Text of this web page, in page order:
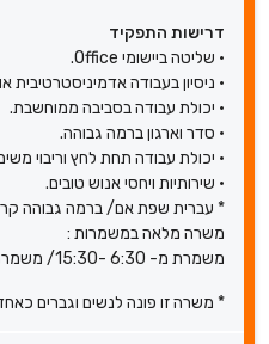
דרישות התפקיד
• שליטה ביישומי Office.
• ניסיון בעבודה אדמיניסטרטיבית
• יכולת עבודה בסביבה ממוחשבת.
• סדר וארגון ברמה גבוהה.
• יכולת עבודה תחת לחץ וריבוי
• שירותיות ויחסי אנוש טובים.
* עברית שפת אם/ ברמה גבוהה
משרה מלאה במשמרות :
משמרת מ- 6:30 -15:30/ משמרת מ- 8:00-17:00
* משרה זו פונה לנשים וגברים